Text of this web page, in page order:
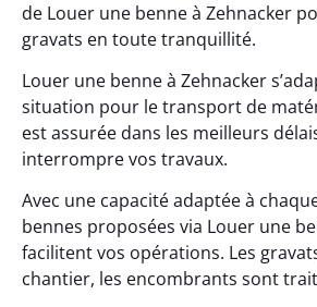
de Louer une benne à Zehnacker
gravats en toute tranquillité.
Louer une benne à Zehnacker
situation pour le transport de
est assurée dans les meilleurs
interrompre vos travaux.
Avec une capacité adaptée à
bennes proposées via Louer une
facilitent vos opérations. Les
chantier, les encombrants sont